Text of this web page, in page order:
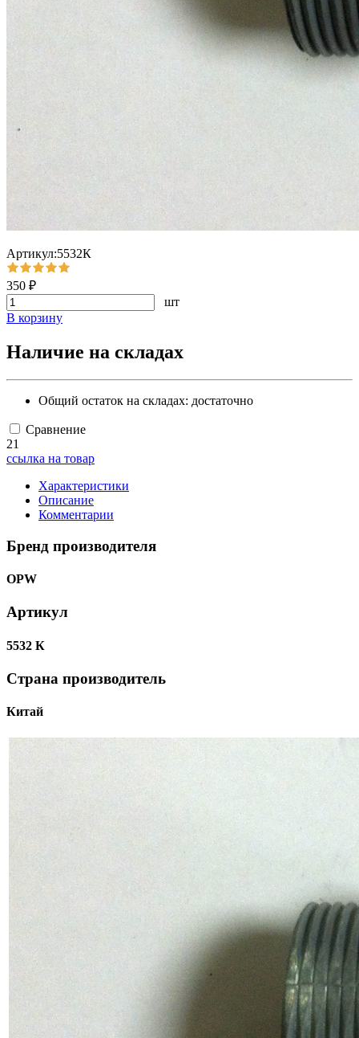
Артикул:5532К
350 ₽
шт
В корзину
Наличие на складах
Общий остаток на складах: достаточно
Сравнение
21
ссылка на товар
Характеристики
Описание
Комментарии
Бренд производителя
OPW
Артикул
5532 К
Страна производитель
Китай